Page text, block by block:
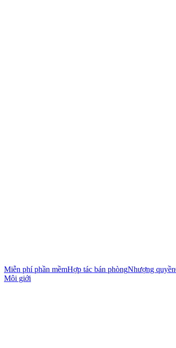
Miễn phí phần mềmHợp tác bán phòngNhượng quyền
Môi giới